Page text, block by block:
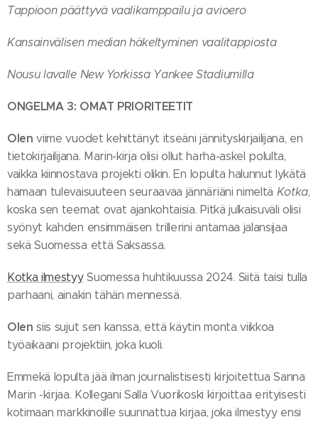
Tappioon päättyvä vaalikamppailu ja avioero
Kansainvälisen median häkeltyminen vaalitappiosta
Nousu lavalle New Yorkissa Yankee Stadiumilla
ONGELMA 3: OMAT PRIORITEETIT
Olen viime vuodet kehittänyt itseäni jännityskirjailijana, en
tietokirjailijana. Marin-kirja olisi ollut harha-askel polulta,
vaikka kiinnostava projekti olikin. En lopulta halunnut lykätä
hamaan tulevaisuuteen seuraavaa jännäriäni nimeltä Kotka,
koska sen teemat ovat ajankohtaisia. Pitkä julkaisuväli olisi
syönyt kahden ensimmäisen trillerini antamaa jalansijaa
sekä Suomessa että Saksassa.
Kotka ilmestyySuomessa huhtikuussa 2024. Siitä taisi tulla
parhaani, ainakin tähän mennessä.
Olen siis sujut sen kanssa, että käytin monta viikkoa
työaikaani projektiin, joka kuoli.
Emmekä lopulta jää ilman journalistisesti kirjoitettua Sanna
Marin -kirjaa. Kollegani Salla Vuorikoski kirjoittaa erityisesti
kotimaan markkinoille suunnattua kirjaa, joka ilmestyy ensi